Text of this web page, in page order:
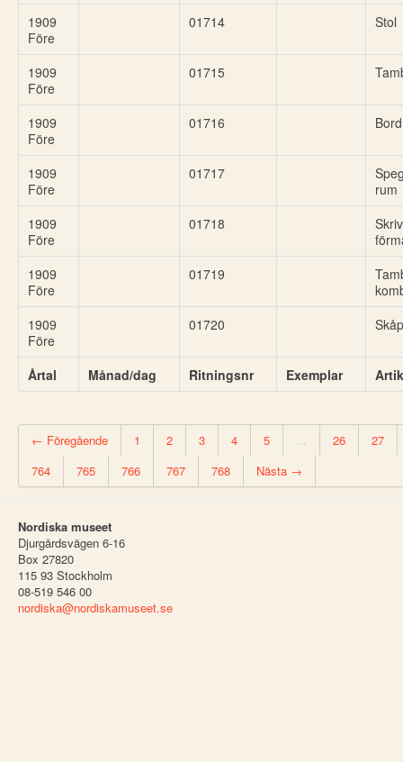
1909
Före
01714 Stol
1909
Före
01715
1909
Före
01716
1909
Före
01717
rum
1909
Före
01718
1909
Före
01719
1909
Före
01720 Skåp
Årtal Månad/dag Ritningsnr Exemplar
← Föregående 1 2 3 4 5 ... 26
27
764
765 766 767 768 Nästa →
Nordiska museet
Djurgårdsvägen 6-16
Box 27820
115 93 Stockholm
08-519 546 00
nordiska@nordiskamuseet.se